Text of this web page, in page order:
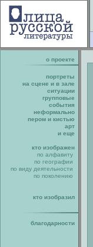
о проекте
портреты
на сцене и в зале
ситуации
групповые
события
неформально
пером и кистью
арт
и еще
кто изображен
по алфавиту
по географии
по виду деятельности
по поколению
кто изобразил
благодарности